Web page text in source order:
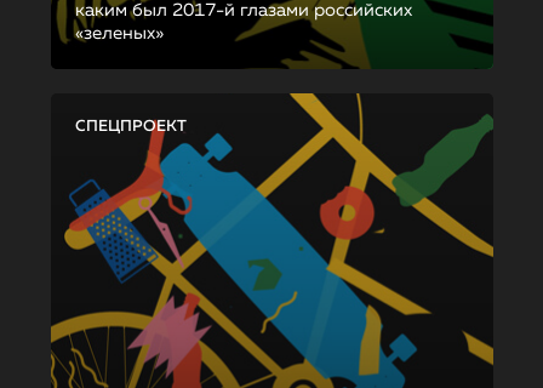
каким был 2017-й глазами российских
«зеленых»
СПЕЦПРОЕКТ